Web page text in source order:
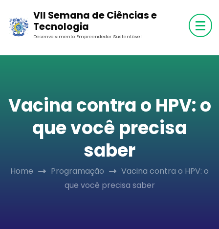
content
(Press
VII Semana de Ciências e
Tecnologia
Desenvolvimento Empreendedor Sustentável
Vacina contra o HPV: o
que você precisa
saber
Home Programação
Vacina contra o HPV: o
que você precisa saber